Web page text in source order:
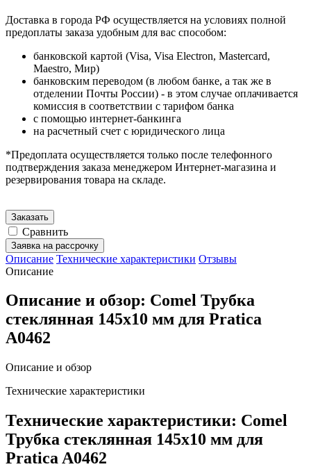
Доставка в города РФ осуществляется на условиях полной
предоплаты заказа удобным для вас способом:
банковской картой (Visa, Visa Electron, Mastercard,
Maestro, Мир)
банковским переводом (в любом банке, а так же в
отделении Почты России) - в этом случае оплачивается
комиссия в соответствии с тарифом банка
с помощью интернет-банкинга
на расчетный счет с юридического лица
*Предоплата осуществляется только после телефонного
подтверждения заказа менеджером Интернет-магазина и
резервирования товара на складе.
Заказать
Сравнить
Заявка на рассрочку
Описание Технические характеристики Отзывы
Описание
Описание и обзор: Comel Трубка
стеклянная 145x10 мм для Pratica
A0462
Описание и обзор
Технические характеристики
Технические характеристики: Comel
Трубка стеклянная 145x10 мм для
Pratica A0462